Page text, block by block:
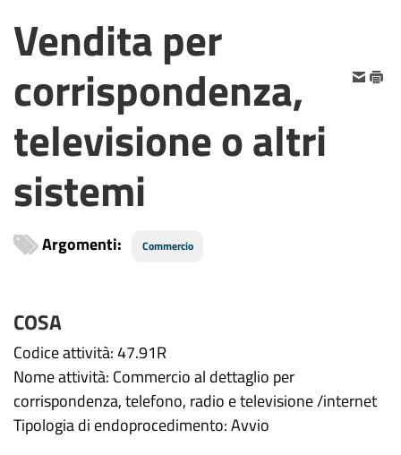
Vendita per
corrispondenza,
televisione o altri
sistemi
Argomenti: Commercio
COSA
Codice attività: 47.91R
Nome attività: Commercio al dettaglio per
corrispondenza, telefono, radio e televisione /internet
Tipologia di endoprocedimento: Avvio